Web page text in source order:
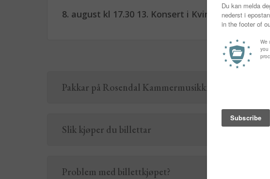
8. august kl 17.30 13. Konsert i Kvinnherad Kyrkje
Pakkar på Rosendal Kammermusikkfestival
Slik kjøper du billettar
Problem med billettkjøpet?